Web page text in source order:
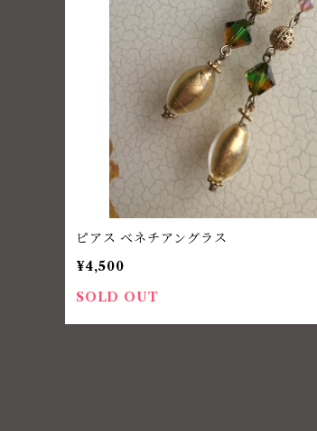
ピアス ベネチアングラス
¥4,500
SOLD OUT